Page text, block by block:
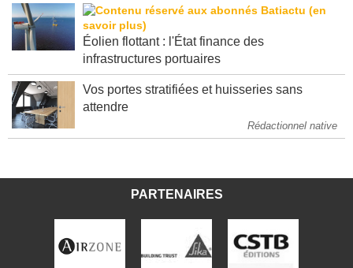
Éolien flottant : l'État finance des
Vos portes stratifiées et huisseries sans
Rédactionnel native